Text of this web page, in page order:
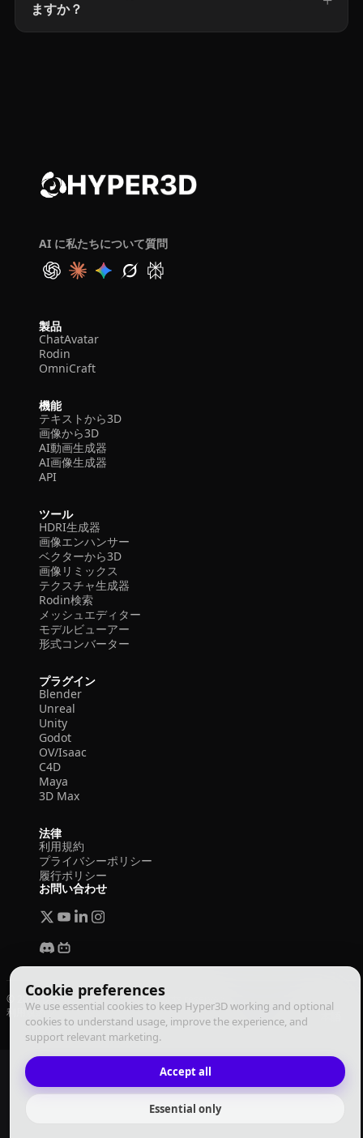
Cookie preferences
We use essential cookies to keep Hyper3D working and optional
cookies to understand usage, improve the experience, and
support relevant marketing.
Accept all
Essential only
ますか？
AI に私たちについて質問
製品
ChatAvatar
Rodin
OmniCraft
機能
テキストから3D
画像から3D
AI動画生成器
AI画像生成器
API
ツール
HDRI生成器
画像エンハンサー
ベクターから3D
画像リミックス
テクスチャ生成器
Rodin検索
メッシュエディター
モデルビューアー
形式コンバーター
プラグイン
Blender
Unreal
Unity
Godot
OV/Isaac
C4D
Maya
3D Max
法律
利用規約
プライバシーポリシー
履行ポリシー
お問い合わせ
© 2026 Deemos Corporation. All rights reserved
利用規約プライバシーポリシー 履行ポリシー